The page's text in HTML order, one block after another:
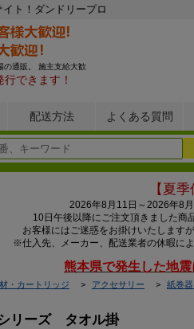
ト！ダンドリープロ
の通販。 施主支給大歓
できます！
配送方法 よくある質問
【夏
2026年8月11日～2026年8
10日午後以降にご注文頂きました商
お客様にはご迷惑をお掛けいたします
※仕入先、メーカー、配送業者の休暇に
熊本県で発生した地
・カートリッジ アクセサリー 紙巻
シリーズ タオル掛